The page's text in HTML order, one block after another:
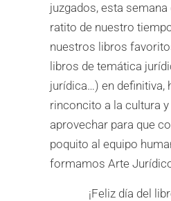
juzgados, esta
ratito de nuestro
nuestros libros
libros de temática
jurídica…) en definitiva,
rinconcito a la cultura
aprovechar para que
poquito al equipo
formamos Arte
¡Feliz día del